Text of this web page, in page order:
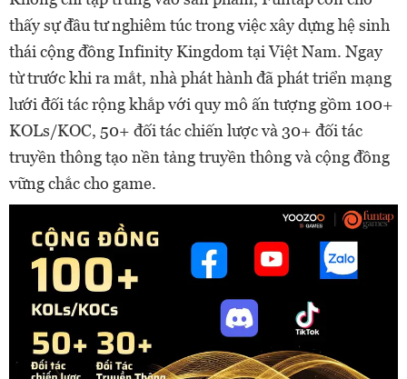
thấy sự đầu tư nghiêm túc trong việc xây dựng hệ sinh
thái cộng đồng Infinity Kingdom tại Việt Nam. Ngay
từ trước khi ra mắt, nhà phát hành đã phát triển mạng
lưới đối tác rộng khắp với quy mô ấn tượng gồm 100+
KOLs/KOC, 50+ đối tác chiến lược và 30+ đối tác
truyền thông tạo nền tảng truyền thông và cộng đồng
vững chắc cho game.